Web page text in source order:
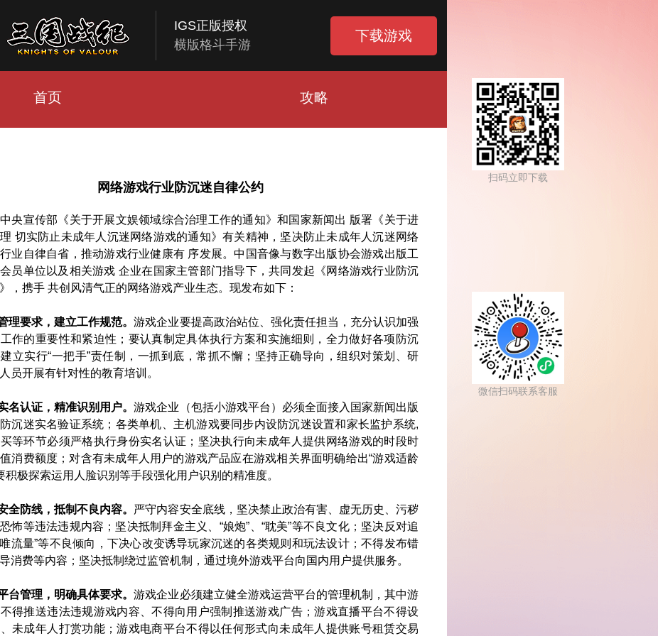
IGS正版授权
横版格斗手游
下载游戏
首页 攻略
网络游戏行业防沉迷自律公约
央宣传部《关于开展文娱领域综合治理工作的通知》和国家新闻出 版署《关于进
切实防止未成年人沉迷网络游戏的通知》有关精神，坚决防止未成年人沉迷网络
业自律自省，推动游戏行业健康有 序发展。中国音像与数字出版协会游戏出版工
员单位以及相关游戏 企业在国家主管部门指导下，共同发起《网络游戏行业防沉
，携手 共创风清气正的网络游戏产业生态。现发布如下：
理要求，建立工作规范。游戏企业要提高政治站位、强化责任担当，充分认识加强
作的重要性和紧迫性；要认真制定具体执行方案和实施细则，全力做好各项防沉
立实行“一把手”责任制，一抓到底，常抓不懈；坚持正确导向，组织对策划、研
员开展有针对性的教育培训。
名认证，精准识别用户。游戏企业（包括小游戏平台）必须全面接入国家新闻出版
沉迷实名验证系统；各类单机、主机游戏要同步内设防沉迷设置和家长监护系统,
等环节必须严格执行身份实名认证；坚决执行向未成年人提供网络游戏的时段时
消费额度；对含有未成年人用户的游戏产品应在游戏相关界面明确给出“游戏适龄
积极探索运用人脸识别等手段强化用户识别的精准度。
全防线，抵制不良内容。 严守内容安全底线，坚决禁止政治有害、虚无历史、污秽
怖等违法违规内容；坚决抵制拜金主义、“娘炮”、“耽美”等不良文化；坚决反对追
唯流量”等不良倾向，下决心改变诱导玩家沉迷的各类规则和玩法设计；不得发布错
消费等内容；坚决抵制绕过监管机制，通过境外游戏平台向国内用户提供服务。
台管理，明确具体要求。游戏企业必须建立健全游戏运营平台的管理机制，其中游
得推送违法违规游戏内容、不得向用户强制推送游戏广告；游戏直播平台不得设
未成年人打赏功能；游戏电商平台不得以任何形式向未成年人提供账号租赁交易
扫码立即下载
微信扫码联系客服